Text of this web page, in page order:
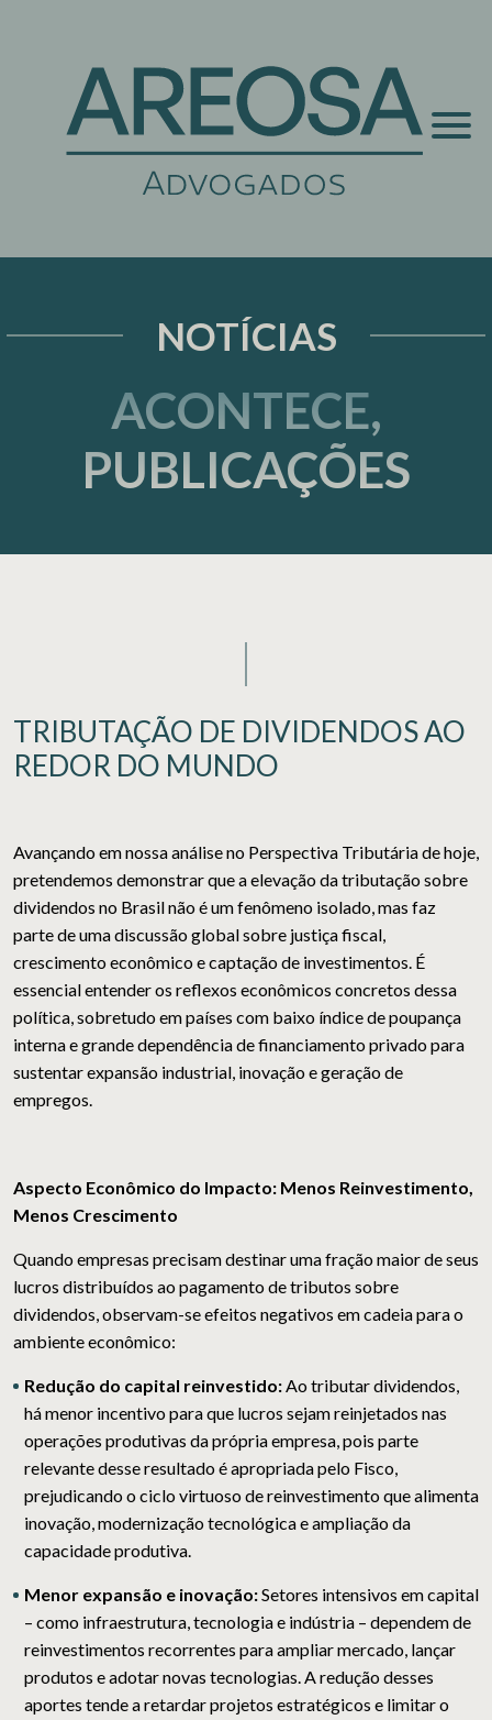
NOTÍCIAS
ACONTECE,
PUBLICAÇÕES
TRIBUTAÇÃO DE DIVIDENDOS AO
REDOR DO MUNDO
Avançando em nossa análise no Perspectiva Tributária de hoje,
pretendemos demonstrar que a elevação da tributação sobre
dividendos no Brasil não é um fenômeno isolado, mas faz
parte de uma discussão global sobre justiça fiscal,
crescimento econômico e captação de investimentos. É
essencial entender os reflexos econômicos concretos dessa
política, sobretudo em países com baixo índice de poupança
interna e grande dependência de financiamento privado para
sustentar expansão industrial, inovação e geração de
empregos.
Aspecto Econômico do Impacto: Menos Reinvestimento,
Menos Crescimento
Quando empresas precisam destinar uma fração maior de seus
lucros distribuídos ao pagamento de tributos sobre
dividendos, observam-se efeitos negativos em cadeia para o
ambiente econômico:
Redução do capital reinvestido:Ao tributar dividendos,
há menor incentivo para que lucros sejam reinjetados nas
operações produtivas da própria empresa, pois parte
relevante desse resultado é apropriada pelo Fisco,
prejudicando o ciclo virtuoso de reinvestimento que alimenta
inovação, modernização tecnológica e ampliação da
capacidade produtiva.
Menor expansão e inovação:Setores intensivos em capital
– como infraestrutura, tecnologia e indústria – dependem de
reinvestimentos recorrentes para ampliar mercado, lançar
produtos e adotar novas tecnologias. A redução desses
aportes tende a retardar projetos estratégicos e limitar o